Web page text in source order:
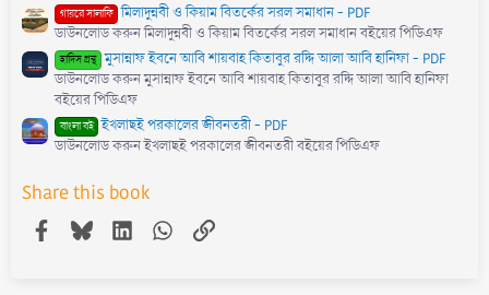
গায়রে সালাফি মিলাদুন্নবী ও কিয়াম বিতর্কের সরল সমাধান - PDF
ডাউনলোড করুন মিলাদুন্নবী ও কিয়াম বিতর্কের সরল সমাধান বইয়ের পিডিএফ
হাদিস গ্রন্থ মুসান্নাফ ইবনে আবি শায়বাহ কিতাবুর রদ্দি আলা আবি হানিফা - PDF
ডাউনলোড করুন মুসান্নাফ ইবনে আবি শায়বাহ কিতাবুর রদ্দি আলা আবি হানিফা
বইয়ের পিডিএফ
বাংলা বই ইখলাছই পরকালের জীবনতরী - PDF
ডাউনলোড করুন ইখলাছই পরকালের জীবনতরী বইয়ের পিডিএফ
Share this book
Facebook
BlueskyLinkedInWhatsApp
Link